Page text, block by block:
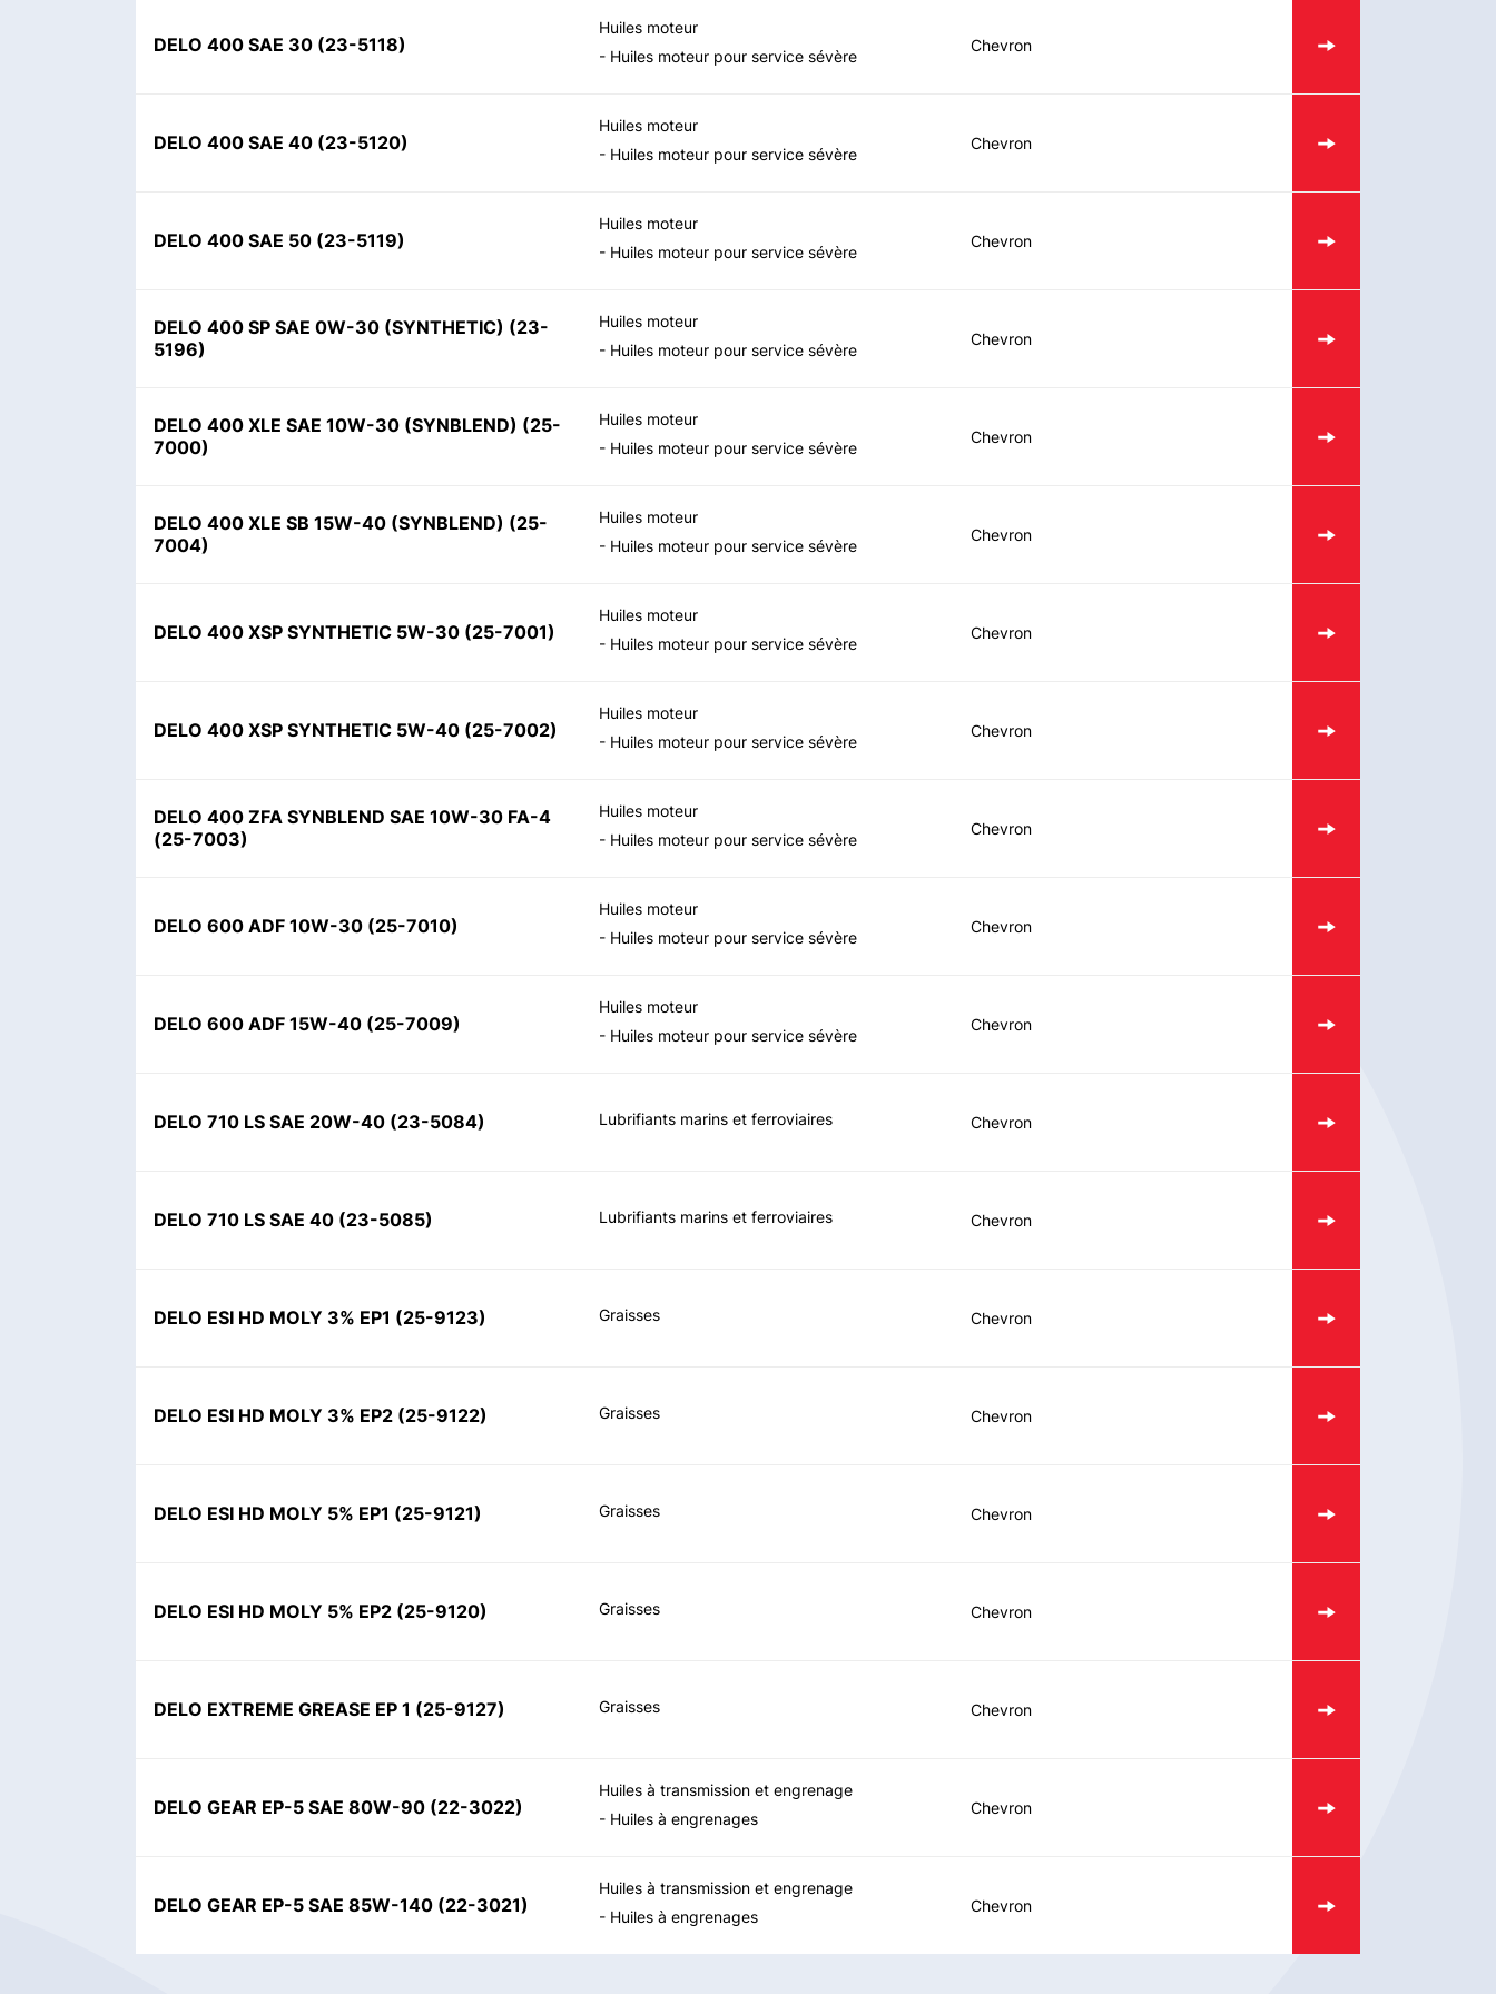
DELO 400 SAE 30 (23-5118)
Huiles moteur
- Huiles moteur pour service sévère
Chevron
DELO 400 SAE 40 (23-5120)
Huiles moteur
- Huiles moteur pour service sévère
Chevron
DELO 400 SAE 50 (23-5119)
Huiles moteur
- Huiles moteur pour service sévère
Chevron
DELO 400 SP SAE 0W-30 (SYNTHETIC) (23-
5196)
Huiles moteur
- Huiles moteur pour service sévère
Chevron
DELO 400 XLE SAE 10W-30 (SYNBLEND) (25-
7000)
Huiles moteur
- Huiles moteur pour service sévère
Chevron
DELO 400 XLE SB 15W-40 (SYNBLEND) (25-
7004)
Huiles moteur
- Huiles moteur pour service sévère
Chevron
DELO 400 XSP SYNTHETIC 5W-30 (25-7001)
Huiles moteur
- Huiles moteur pour service sévère
Chevron
DELO 400 XSP SYNTHETIC 5W-40 (25-7002)
Huiles moteur
- Huiles moteur pour service sévère
Chevron
DELO 400 ZFA SYNBLEND SAE 10W-30 FA-4
(25-7003)
Huiles moteur
- Huiles moteur pour service sévère
Chevron
DELO 600 ADF 10W-30 (25-7010)
Huiles moteur
- Huiles moteur pour service sévère
Chevron
DELO 600 ADF 15W-40 (25-7009)
Huiles moteur
- Huiles moteur pour service sévère
Chevron
DELO 710 LS SAE 20W-40 (23-5084) Lubrifiants marins et ferroviaires Chevron
DELO 710 LS SAE 40 (23-5085) Lubrifiants marins et ferroviaires Chevron
DELO ESI HD MOLY 3% EP1 (25-9123) Graisses Chevron
DELO ESI HD MOLY 3% EP2 (25-9122) Graisses Chevron
DELO ESI HD MOLY 5% EP1 (25-9121) Graisses Chevron
DELO ESI HD MOLY 5% EP2 (25-9120) Graisses Chevron
DELO EXTREME GREASE EP 1 (25-9127) Graisses Chevron
DELO GEAR EP-5 SAE 80W-90 (22-3022)
Huiles à transmission et engrenage
- Huiles à engrenages
Chevron
DELO GEAR EP-5 SAE 85W-140 (22-3021)
Huiles à transmission et engrenage
- Huiles à engrenages
Chevron